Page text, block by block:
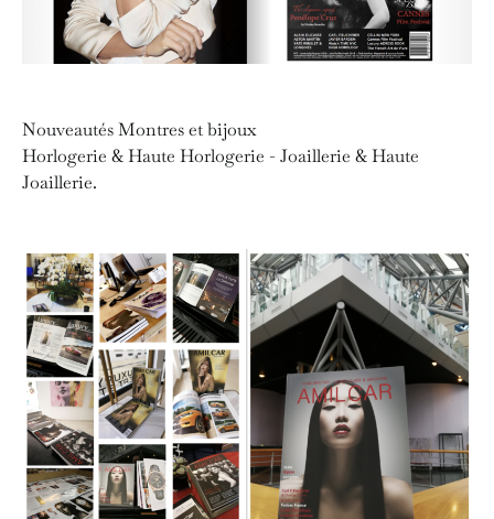
Nouveautés Montres et bijoux
Horlogerie & Haute Horlogerie - Joaillerie & Haute
Joaillerie.